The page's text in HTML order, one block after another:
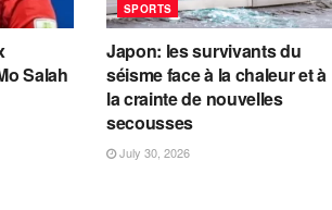
Salah
SPORTS
Japon: les survivants du
séisme face à la chaleur et à
la crainte de nouvelles
secousses
July 30, 2026